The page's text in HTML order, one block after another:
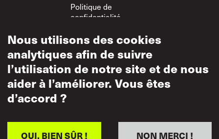
Politique de
confidentialité
Politique sur le
respect mutuel
Nous utilisons des cookies
analytiques afin de suivre
l’utilisation de notre site et de nous
aider à l’améliorer. Vous êtes
d’accord ?
NON MERCI !
OUI, BIEN SÛR !